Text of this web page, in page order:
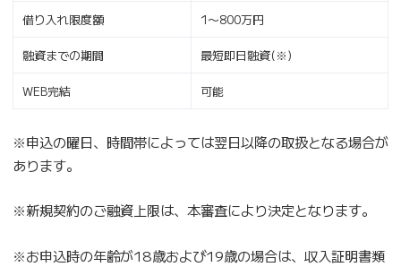
借り入れ限度額 1〜800万円
融資までの期間 最短即日融資(※)
WEB完結 可能
※申込の曜日、時間帯によっては翌日以降の取扱となる場合が
あります。
※新規契約のご融資上限は、本審査により決定となります。
※お申込時の年齢が18歳および19歳の場合は、収入証明書類